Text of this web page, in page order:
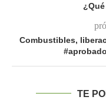
Combustibles,
TE